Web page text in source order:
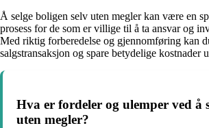
Å selge boligen selv uten megler kan være en
prosess for de som er villige til å ta ansvar og
Med riktig forberedelse og gjennomføring kan
salgstransaksjon og spare betydelige kostnader
Hva er fordeler og ulemper ved å
uten megler?